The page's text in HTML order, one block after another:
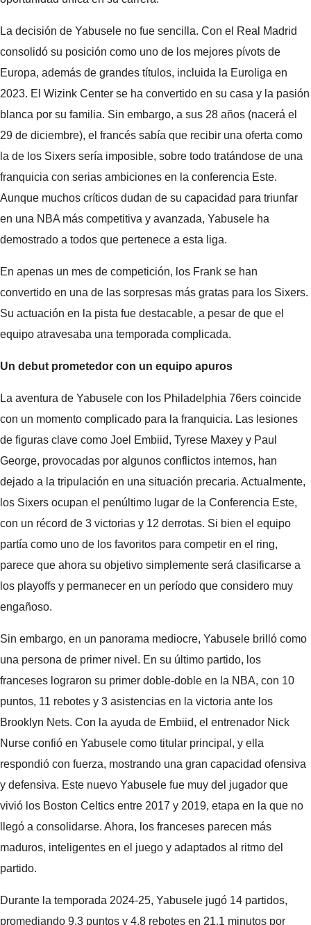
La decisión de Yabusele no fue sencilla. Con el Real Madrid
consolidó su posición como uno de los mejores pívots de
Europa, además de grandes títulos, incluida la Euroliga en
2023. El Wizink Center se ha convertido en su casa y la pasión
blanca por su familia. Sin embargo, a sus 28 años (nacerá el
29 de diciembre), el francés sabía que recibir una oferta como
la de los Sixers sería imposible, sobre todo tratándose de una
franquicia con serias ambiciones en la conferencia Este.
Aunque muchos críticos dudan de su capacidad para triunfar
en una NBA más competitiva y avanzada, Yabusele ha
demostrado a todos que pertenece a esta liga.
En apenas un mes de competición, los Frank se han
convertido en una de las sorpresas más gratas para los Sixers.
Su actuación en la pista fue destacable, a pesar de que el
equipo atravesaba una temporada complicada.
Un debut prometedor con un equipo apuros
La aventura de Yabusele con los Philadelphia 76ers coincide
con un momento complicado para la franquicia. Las lesiones
de figuras clave como Joel Embiid, Tyrese Maxey y Paul
George, provocadas por algunos conflictos internos, han
dejado a la tripulación en una situación precaria. Actualmente,
los Sixers ocupan el penúltimo lugar de la Conferencia Este,
con un récord de 3 victorias y 12 derrotas. Si bien el equipo
partía como uno de los favoritos para competir en el ring,
parece que ahora su objetivo simplemente será clasificarse a
los playoffs y permanecer en un período que considero muy
engañoso.
Sin embargo, en un panorama mediocre, Yabusele brilló como
una persona de primer nivel. En su último partido, los
franceses lograron su primer doble-doble en la NBA, con 10
puntos, 11 rebotes y 3 asistencias en la victoria ante los
Brooklyn Nets. Con la ayuda de Embiid, el entrenador Nick
Nurse confió en Yabusele como titular principal, y ella
respondió con fuerza, mostrando una gran capacidad ofensiva
y defensiva. Este nuevo Yabusele fue muy del jugador que
vivió los Boston Celtics entre 2017 y 2019, etapa en la que no
llegó a consolidarse. Ahora, los franceses parecen más
maduros, inteligentes en el juego y adaptados al ritmo del
partido.
Durante la temporada 2024-25, Yabusele jugó 14 partidos,
promediando 9,3 puntos y 4,8 rebotes en 21,1 minutos por